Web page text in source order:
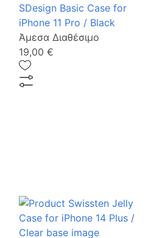
SDesign Basic Case for
iPhone 11 Pro / Black
Άμεσα Διαθέσιμο
19,00 €